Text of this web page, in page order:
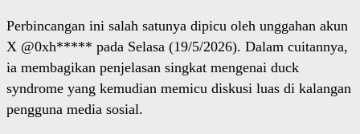
Perbincangan ini salah satunya dipicu oleh unggahan akun
X @0xh***** pada Selasa (19/5/2026). Dalam cuitannya,
ia membagikan penjelasan singkat mengenai duck
syndrome yang kemudian memicu diskusi luas di kalangan
pengguna media sosial.